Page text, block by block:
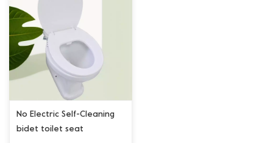
No Electric Self-Cleaning
bidet toilet seat